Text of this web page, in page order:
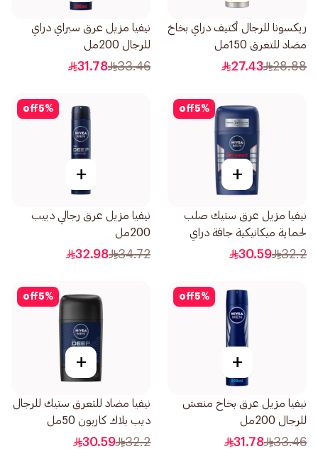
ريكسونا للرجال أكتيف دراي بخاخ
مضاد للتعرق 150مل
28.88
27.43
نيفيا مزيل عرق سبراي دراي
للرجال 200مل
33.46
31.78
5%
off
+
نيفيا مزيل عرق ستيك صلب
لحماية ميكانيكية جافة دراي
إمباكت 50مل
32.2
30.59
5%
off
+
نيفيا مزيل عرق رجالي دييب
200مل
34.72
32.98
5%
off
+
نيفيا مزيل عرق بخاخ منعش
للرجال 200مل
33.46
31.78
5%
off
+
نيفيا مضاد للتعرق ستيك للرجال
ديب بلاك كاربون 50مل
32.2
30.59